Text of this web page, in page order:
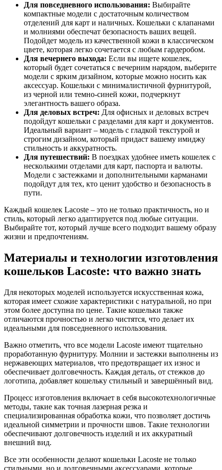
Для повседневного использования: Выбирайте
компактные модели с достаточным количеством
отделений для карт и наличных. Кошельки с клапанами
и молниями обеспечат безопасность ваших вещей.
Подойдет модель из качественной кожи в классическом
цвете, которая легко сочетается с любым гардеробом.
Для вечернего выхода: Если вы ищете кошелек,
который будет сочетаться с вечерним нарядом, выберите
модели с ярким дизайном, которые можно носить как
аксессуар. Кошельки с минималистичной фурнитурой,
из черной или темно-синей кожи, подчеркнут
элегантность вашего образа.
Для деловых встреч: Для офисных и деловых встреч
подойдут кошельки с разделами для карт и документов.
Идеальный вариант – модель с гладкой текстурой и
строгим дизайном, который придаст вашему имиджу
стильность и аккуратность.
Для путешествий: В поездках удобнее иметь кошелек с
несколькими отделами для карт, паспорта и валюты.
Модели с застежками и дополнительными карманами
подойдут для тех, кто ценит удобство и безопасность в
пути.
Каждый кошелек Lacoste – это не только практичность, но и
стиль, который легко адаптируется под любые ситуации.
Выбирайте тот, который лучше всего подходит вашему образу
жизни и предпочтениям.
Материалы и технологии изготовления
кошельков Lacoste: что важно знать
Для некоторых моделей используется искусственная кожа,
которая имеет схожие характеристики с натуральной, но при
этом более доступна по цене. Такие кошельки также
отличаются прочностью и легко чистятся, что делает их
идеальными для повседневного использования.
Важно отметить, что все модели Lacoste имеют тщательно
проработанную фурнитуру. Молнии и застежки выполнены из
нержавеющих материалов, что предотвращает их износ и
обеспечивает долговечность. Каждая деталь, от стежков до
логотипа, добавляет кошельку стильный и завершённый вид.
Процесс изготовления включает в себя высокотехнологичные
методы, такие как точная лазерная резка и
специализированная обработка кожи, что позволяет достичь
идеальной симметрии и прочности швов. Такие технологии
обеспечивают долговечность изделий и их аккуратный
внешний вид.
Все эти особенности делают кошельки Lacoste не только